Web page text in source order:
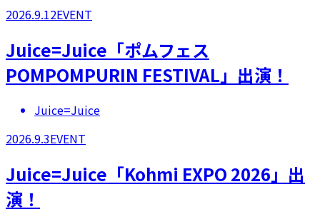
2026.9.12EVENT
Juice=Juice「ポムフェス
POMPOMPURIN FESTIVAL」出演！
Juice=Juice
2026.9.3EVENT
Juice=Juice「Kohmi EXPO 2026」出
演！